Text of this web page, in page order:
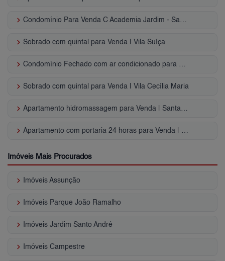
keyboard_arrow_right Condomínio Para Venda C Academia Jardim - Santo André, SP
keyboard_arrow_right Sobrado com quintal para Venda | Vila Suíça
keyboard_arrow_right Condomínio Fechado com ar condicionado para Venda | Vila Metalúrgica
keyboard_arrow_right Sobrado com quintal para Venda | Vila Cecília Maria
keyboard_arrow_right Apartamento hidromassagem para Venda | Santa Paula
keyboard_arrow_right Apartamento com portaria 24 horas para Venda | Vila Alpina
Imóveis Mais Procurados
keyboard_arrow_right Imóveis Assunção
keyboard_arrow_right Imóveis Parque João Ramalho
keyboard_arrow_right Imóveis Jardim Santo André
keyboard_arrow_right Imóveis Campestre